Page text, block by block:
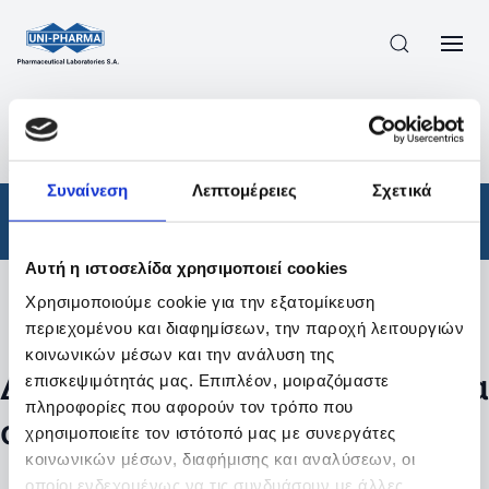
Συναίνεση Λεπτομέρειες Σχετικά
Αυτή η ιστοσελίδα χρησιμοποιεί cookies
Χρησιμοποιούμε cookie για την εξατομίκευση
περιεχομένου και διαφημίσεων, την παροχή λειτουργιών
κοινωνικών μέσων και την ανάλυση της
επισκεψιμότητάς μας. Επιπλέον, μοιραζόμαστε
πληροφορίες που αφορούν τον τρόπο που
χρησιμοποιείτε τον ιστότοπό μας με συνεργάτες
κοινωνικών μέσων, διαφήμισης και αναλύσεων, οι
οποίοι ενδεχομένως να τις συνδυάσουν με άλλες
ΠΡΟΪΟΝΤΑ
ΑΠΟΤΕΛΕΣΜΑΤΑ ΑΝΑΖΗΤΗΣΗΣ
Φάρμακα
Φίλτρα
Δεν βρέθηκαν προϊόντα με τα
συγκεκριμένα φίλτρα